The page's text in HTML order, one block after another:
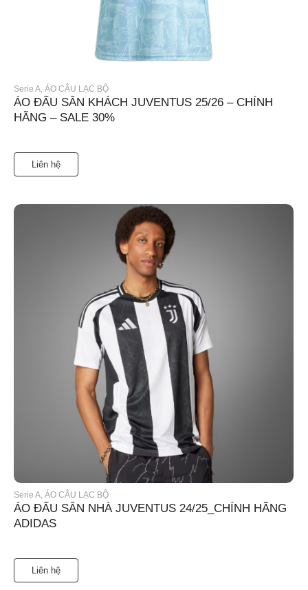
Serie A, ÁO CÂU LẠC BỘ
ÁO ĐẤU SÂN KHÁCH JUVENTUS 25/26 – CHÍNH
HÃNG – SALE 30%
Liên hệ
Serie A ÁO CÂU LẠC BỘ
ÁO ĐẤU SÂN NHÀ JUVENTUS 24/25_CHÍNH HÃNG
ADIDAS
Liên hệ